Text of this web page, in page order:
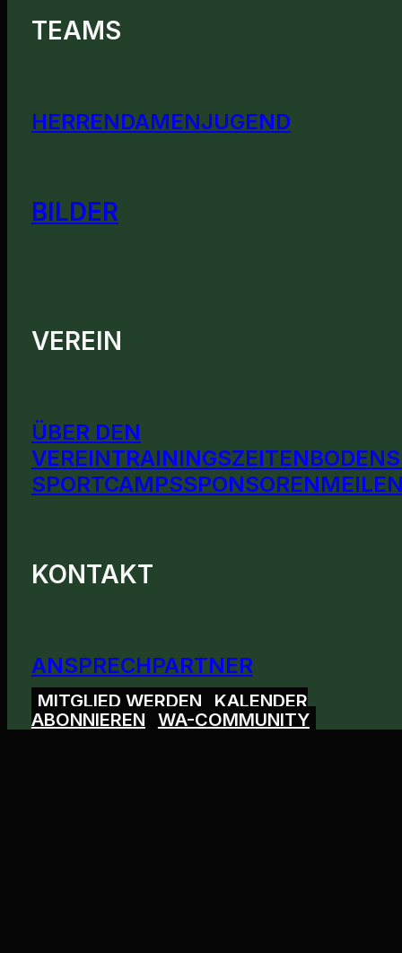
TEAMS
HERRENDAMENJUGEND
BILDER
VEREIN
ÜBER DEN
VEREINTRAININGSZEITEN
SPORTCAMPSSPONSOREN
KONTAKT
ANSPRECHPARTNER
MITGLIED WERDEN
KALENDER
ABONNIEREN
WA-COMMUNITY